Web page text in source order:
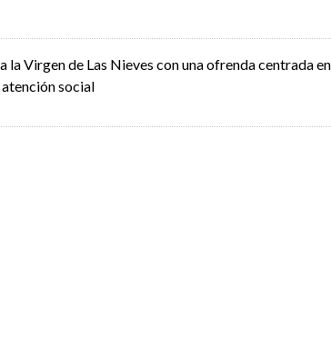
la Virgen de Las Nieves con una ofrenda centrada
social